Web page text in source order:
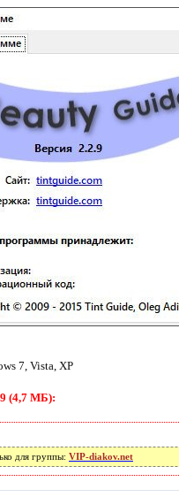
7, Vista, XP
(4,7 МБ):
для группы: VIP-diakov.net